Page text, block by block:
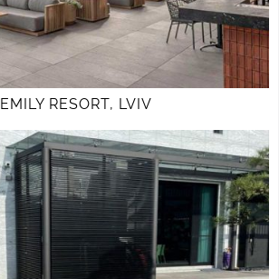
EMILY RESORT, LVIV